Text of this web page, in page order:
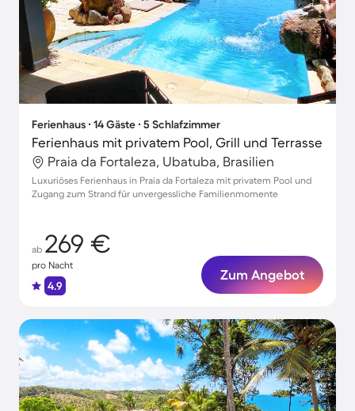
Ferienhaus ∙ 14 Gäste ∙ 5 Schlafzimmer
Ferienhaus mit privatem Pool, Grill und Terrasse
Praia da Fortaleza, Ubatuba, Brasilien
Luxuriöses Ferienhaus in Praia da Fortaleza mit privatem Pool und
Zugang zum Strand für unvergessliche Familienmomente
ab 269 €
pro Nacht
4.9
Zum Angebot